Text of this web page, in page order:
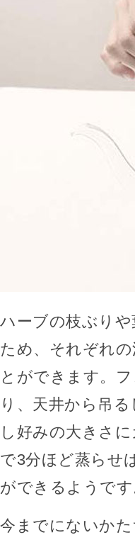
ハーブの枝ぶり
ため、それぞれ
とができます。
り、天井から吊
し好みの大きさ
で3分ほど蒸らせ
ができるようです
今までにないか